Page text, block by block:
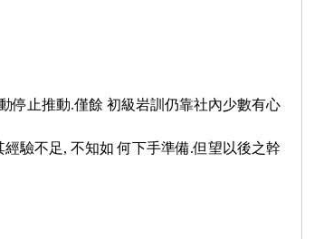
止推動.僅餘 初級岩訓仍靠社內少數有心
驗不足, 不知如 何下手準備.但望以後之幹